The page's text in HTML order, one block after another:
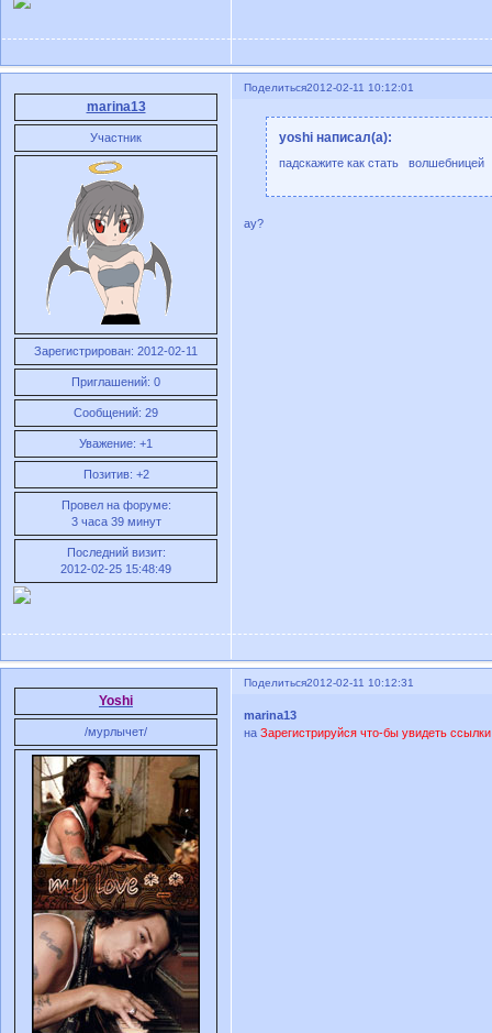
Поделиться2012-02-11 10:12:01
marina13
Участник
Зарегистрирован: 2012-02-11
Приглашений: 0
Сообщений: 29
Уважение: +1
Позитив: +2
Провел на форуме:
3 часа 39 минут
Последний визит:
2012-02-25 15:48:49
yoshi написал(а):
падскажите как стать волшебницей
ау?
Поделиться2012-02-11 10:12:31
Yoshi
/мурлычет/
marina13
наЗарегистрируйся что-бы увидеть ссылки